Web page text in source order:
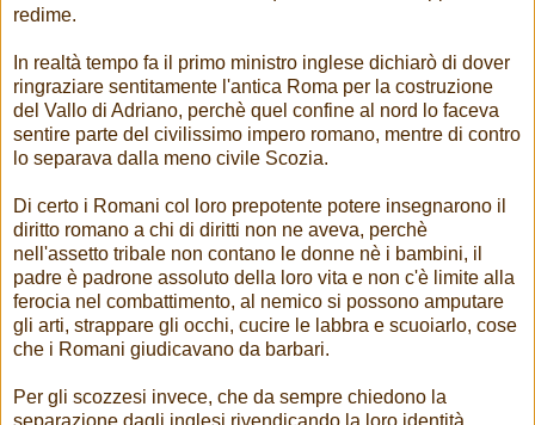
redime.
In realtà tempo fa il primo ministro inglese dichiarò di dover
ringraziare sentitamente l'antica Roma per la costruzione
del Vallo di Adriano, perchè quel confine al nord lo faceva
sentire parte del civilissimo impero romano, mentre di contro
lo separava dalla meno civile Scozia.
Di certo i Romani col loro prepotente potere insegnarono il
diritto romano a chi di diritti non ne aveva, perchè
nell'assetto tribale non contano le donne nè i bambini, il
padre è padrone assoluto della loro vita e non c'è limite alla
ferocia nel combattimento, al nemico si possono amputare
gli arti, strappare gli occhi, cucire le labbra e scuoiarlo, cose
che i Romani giudicavano da barbari.
Per gli scozzesi invece, che da sempre chiedono la
separazione dagli inglesi rivendicando la loro identità